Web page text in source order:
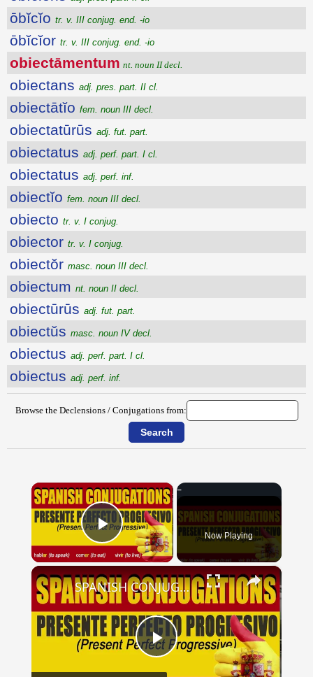
ōbĭcĭo tr. v. III conjug. end. -io
ōbĭcĭor tr. v. III conjug. end. -io
obiectāmentum nt. noun II decl.
obiectans adj. pres. part. II cl.
obiectātĭo fem. noun III decl.
obiectatūrūs adj. fut. part.
obiectatus adj. perf. part. I cl.
obiectatus adj. perf. inf.
obiectĭo fem. noun III decl.
obiecto tr. v. I conjug.
obiector tr. v. I conjug.
obiectŏr masc. noun III decl.
obiectum nt. noun II decl.
obiectūrūs adj. fut. part.
obiectŭs masc. noun IV decl.
obiectus adj. perf. part. I cl.
obiectus adj. perf. inf.
Browse the Declensions / Conjugations from:
×
Play Video Now Playing
×
Play
SPANISH CONJUGATIONS: Present Perfect Progressive (Presente Perfecto Progresivo)